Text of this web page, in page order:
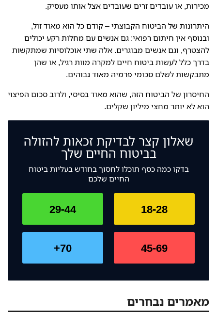
מכירות, או עובדים זרים שעובדים אצל אותו מעסיק.
היתרונות של הביטוח הקבוצתי – קודם כל הוא מאוד זול,
ובנוסף אין חיתום רפואי: גם אנשים עם מחלות רקע יכולים
להצטרף, וגם אנשים מבוגרים. אלה שתי אוכלוסיות שמתקשות
בדרך כלל לעשות ביטוח חיים למקרה מוות רגיל, או שהן
מתבקשות לשלם סכומי פרמיה מאוד גבוהים.
החיסרון של הביטוח הזה, שהוא מאוד בסיסי, ולרוב סכום הפיצוי
הוא לא יותר מחצי מיליון שקלים.
שאלון קצר לבדיקת זכאות להזולה
בביטוח החיים שלך
בדקו כמה כסף תוכלו לחסוך בחודש בעליות ביטוח
החיים שלכם
18-28
29-44
45-69
70+
מאמרים נבחרים